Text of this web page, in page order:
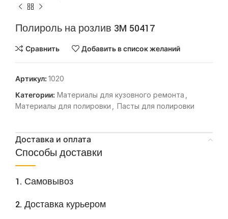
Полироль на розлив 3M 50417
Сравнить Добавить в список желаний
Артикул: 1020
Категории: Материалы для кузовного ремонта
Материалы для полировки
Пасты для полировки
Доставка и оплата
Способы доставки
1. Самовывоз
2. Доставка курьером